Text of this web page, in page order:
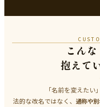
こん
抱えて
「名前を変えたい
法的な改名ではなく、通称や